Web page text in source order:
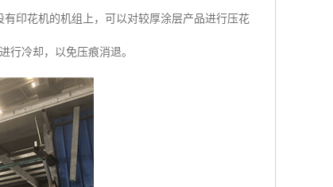
印花机的机组上，可以对较厚涂层产品进行压花
行冷却，以免压痕消退。